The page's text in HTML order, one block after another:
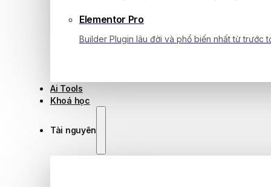
Elementor Pro
Builder Plugin lâu đời và phổ biến nhất từ trước
Ai Tools
Khoá học
Tài nguyên